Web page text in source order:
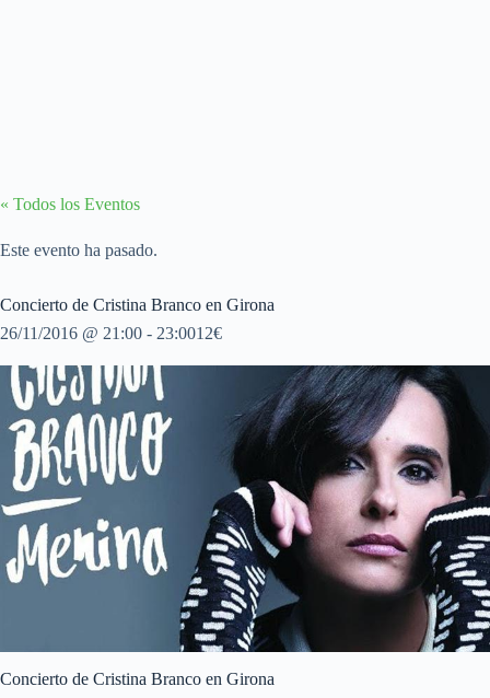
« Todos los Eventos
Este evento ha pasado.
Concierto de Cristina Branco en Girona
26/11/2016 @ 21:00 - 23:0012€
Concierto de Cristina Branco en Girona